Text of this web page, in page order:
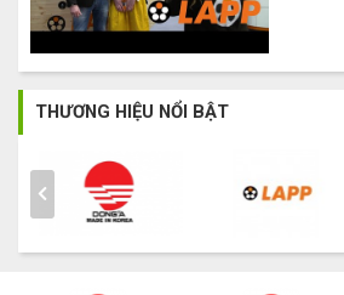
THƯƠNG HIỆU NỔI BẬT